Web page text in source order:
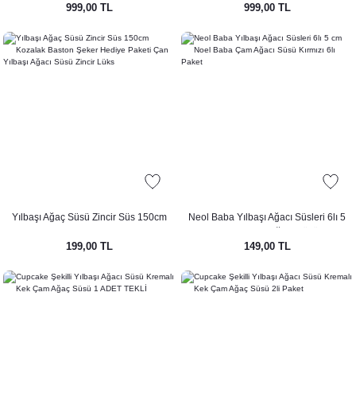
Masa Süsü 16cm
999,00 TL Süsü 16cm
999,00 TL
Yılbaşı Ağaç Süsü Zincir Süs 150cm
Çan Yılbaşı Ağacı Süsü Zincir Lüks
199,00 TL
Neol Baba Yılbaşı Ağacı Süsleri 6lı 5
6lı Paket
149,00 TL